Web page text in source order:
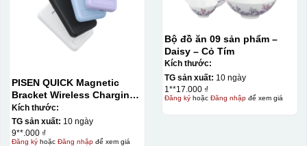
PISEN QUICK Magnetic
Bracket Wireless Charging
Power Bank PD296C-1
10000 (20W) (LS-
DY240/Purple) Carton – CN
Kích thước:
TG sản xuất: 10 ngày
9**.000 ₫
Đăng kýhoặc Đăng nhậpđể xem giá
Bộ đồ ăn 09 sản phẩm –
Daisy – Cỏ Tím
Kích thước:
TG sản xuất: 10 ngày
1**17.000 ₫
Đăng kýhoặc Đăng nhậpđể xem giá